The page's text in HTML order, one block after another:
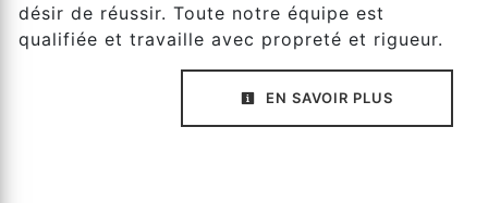
désir de réussir. Toute notre équipe est
qualifiée et travaille avec propreté et rigueur.
EN SAVOIR PLUS